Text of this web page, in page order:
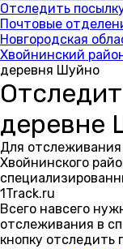
Отследить
Почтовые
Новгородская
Хвойнинский
деревня Шуйно
деревне
Для
Хвойнинского
1Track.ru
Всего навсего
отслеживания в
кнопку отследить